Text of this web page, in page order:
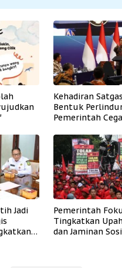
Kehadiran
Bentuk
Pemerintah
Jadi
Pemerintah
Tingkatkan
dan Jaminan